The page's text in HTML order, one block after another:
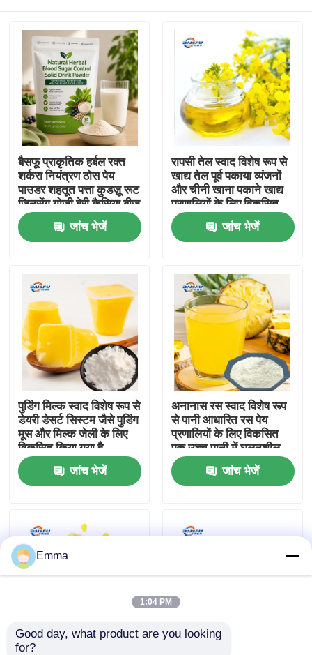
उत्पाद
वीडियो
वी.आर. शो
हमारे बारे में
कारखाने का दौरा
हमसे संपर्क करें
खाद्य पदार्थों के स्वाद
बैसफू प्राकृतिक हर्बल रक्त
शर्करा नियंत्रण ठोस पेय
पाउडर शहतूत पत्ता कुडज़ू रूट
जिनसेंग गोजी बेरी कैसिया बीज
स्वस्थ ग्लूकोज समर्थन के लिए
जांच भेजें
रापसी तेल स्वाद विशेष रूप से
खाद्य तेल पूर्व पकाया व्यंजनों
और चीनी खाना पकाने खाद्य
प्रणालियों के लिए विकसित
जांच भेजें
पुडिंग मिल्क स्वाद विशेष रूप से
डेयरी डेसर्ट सिस्टम जैसे पुडिंग
मूस और मिल्क जेली के लिए
विकसित किया गया है
जांच भेजें
अनानास रस स्वाद विशेष रूप
से पानी आधारित रस पेय
प्रणालियों के लिए विकसित
एक उच्च पानी में घुलनशील
स्पष्ट सूत्र यह सटीक ताजा
रसदार खट्टा-मीठा पुनः पेश
करता है
जांच भेजें
अनानास तेल स्वाद तेल
Emma
1:04 PM
Good day, what product are you looking
for?